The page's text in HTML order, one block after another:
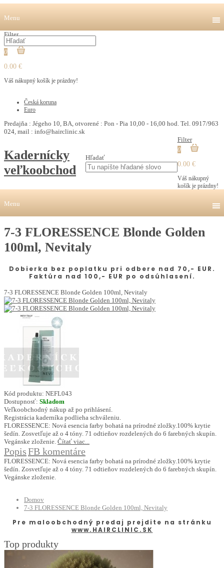
Menu
Filter
0
0.00 €
Váš nákupný košík je prázdny!
Česká koruna
Euro
Predajňa : Jégeho 10, BA, otvorené : Pon - Pia 10,00 - 16,00 hod. Tel. 0917/963
024, mail : info@hairclinic.sk
Kadernícky
veľkoobchod
Hľadať
Filter
0
0.00 €
Váš nákupný
košík je prázdny!
Menu
7-3 FLORESSENCE Blonde Golden
100ml, Nevitaly
Dobierka bez poplatku pri odbere nad 70,- EUR.
Faktúra nad 100,- EUR po odsúhlasení.
7-3 FLORESSENCE Blonde Golden 100ml, Nevitaly
Kód produktu: NEFL043
Dostupnosť: Skladom
Veľkoobchodný nákup až po prihlásení.
Registrácia kaderníka podlieha schváleniu.
FLORESSENCE: Nová esencia farby bohatá na prírodné zložky.100% krytie
šedín. Zosvetľuje až o 4 tóny. 71 odtieňov rozdelených do 6 farebných skupín.
Vegánske zloženie. Čítať viac...
PopisFB komentáre
FLORESSENCE: Nová esencia farby bohatá na prírodné zložky.100% krytie
šedín. Zosvetľuje až o 4 tóny. 71 odtieňov rozdelených do 6 farebných skupín.
Vegánske zloženie.
Domov
7-3 FLORESSENCE Blonde Golden 100ml, Nevitaly
Pre maloobchodný predaj prejdite na stránku
www.HAIRCLINIC.SK
Top produkty